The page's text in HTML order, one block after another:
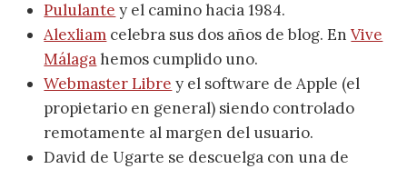
Pululante y el camino hacia 1984.
Alexliam celebra sus dos años de blog. EnVive
Málagahemos cumplido uno.
Webmaster Libre y el software de Apple (el
propietario en general) siendo controlado
remotamente al margen del usuario.
David de Ugarte se descuelga con una de